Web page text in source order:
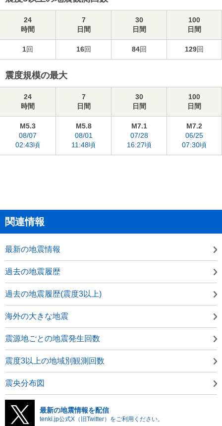
24
時間
7
日間
30
日間
100
日間
1回 16回 84回 129回
震度規模の最大
24
時間
7
日間
30
日間
100
日間
M5.3
08/07
02:43頃
M5.8
08/01
11:48頃
M7.1
07/28
16:27頃
M7.2
06/25
07:30頃
関連情報
最新の地震情報
過去の地震履歴
過去の地震履歴(震度3以上)
海外の大きな地震
震源地ごとの地震発生回数
震度3以上の地域別観測回数
震央分布図
最新の地震情報を配信
tenki.jp公式X（旧Twitter）をご利用ください。